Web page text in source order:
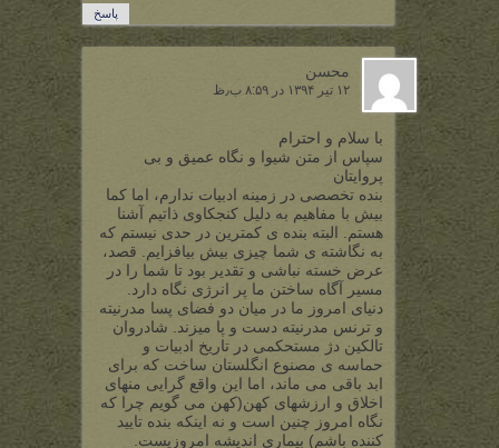
پاسخ
محسن
۱۲ تیر ۱۳۹۴ در ۸:۵۹ ب٫ظ
با سلام و احترام
سپاس از متن شیوا و نگاه عمیق و بی
پروایتان
بنده تخصصی در زمینه ادبیات ندارم، اما کما
بیش با مفاهیم به دلیل کنجکاوی ذاتیم آشنا
هستم. البته بنده ی کمترین در حدی نیستم که
به نگاشته ی شما چیزی بیش بیافزایم. قصد،
عرض خسته نباشی و تقدیر بود تا شما را در
مسیر آگاه ساختن ما پر انرژی نگاه دارد.
دنیای امروز ما در میان دو فضای پسا مدرنیته
و ترنس مدرنیته دست و پا میزند. شادروان
تالکین دژ مستحکمی در تاریخ ادبیات و
حماسه ی مصنوع انگلستان ساخت که برای
ابد باقی می ماند، اما این واقع گرایی منهای
اخلاق و ارزشهای کهن(کهن می گویم چرا که
نگاه امروز چنین است و نه اینکه بنده تایید
کننده باشم) بیماری اندیشه امروزیست.